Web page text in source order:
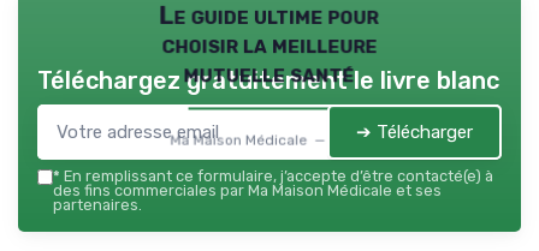
Le guide ultime pour
choisir la meilleure
mutuelle santé
Ma Maison Médicale — 2026
Téléchargez gratuitement le livre blanc
➔ Télécharger
* En remplissant ce formulaire, j’accepte d’être contacté(e) à
des fins commerciales par Ma Maison Médicale et ses
partenaires.